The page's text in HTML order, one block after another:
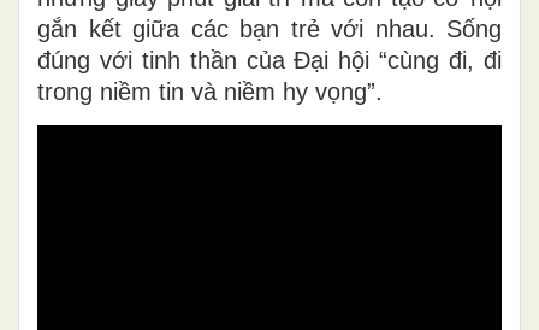
gắn kết giữa các bạn trẻ với nhau. Sống
đúng với tinh thần của Đại hội “cùng đi, đi
trong niềm tin và niềm hy vọng”.